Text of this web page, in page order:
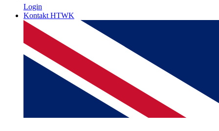
Login
Kontakt HTWK